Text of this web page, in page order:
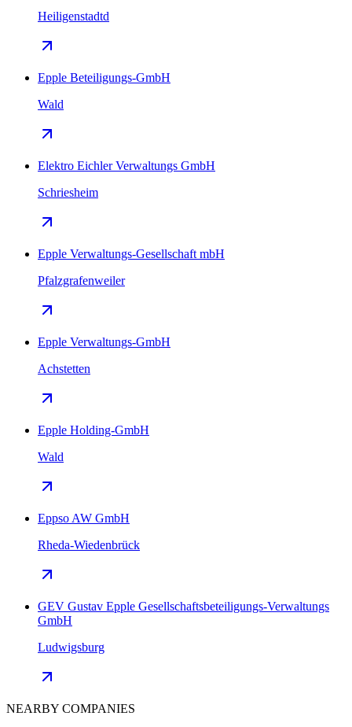
Heiligenstadtd
Epple Beteiligungs-GmbH
Wald
Elektro Eichler Verwaltungs GmbH
Schriesheim
Epple Verwaltungs-Gesellschaft mbH
Pfalzgrafenweiler
Epple Verwaltungs-GmbH
Achstetten
Epple Holding-GmbH
Wald
Eppso AW GmbH
Rheda-Wiedenbrück
GEV Gustav Epple Gesellschaftsbeteiligungs-Verwaltungs
GmbH
Ludwigsburg
NEARBY COMPANIES